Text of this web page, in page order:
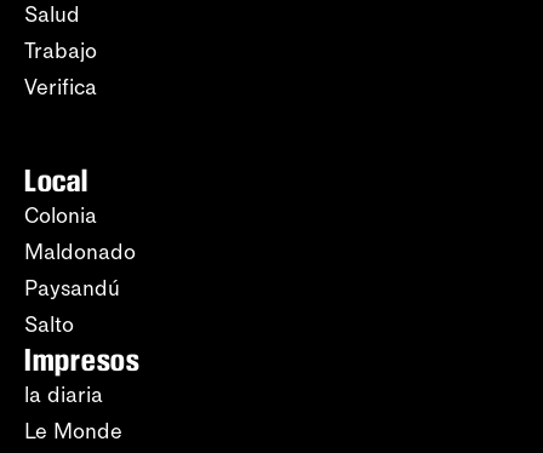
Salud
Trabajo
Verifica
Local
Colonia
Maldonado
Paysandú
Salto
Impresos
la diaria
Le Monde